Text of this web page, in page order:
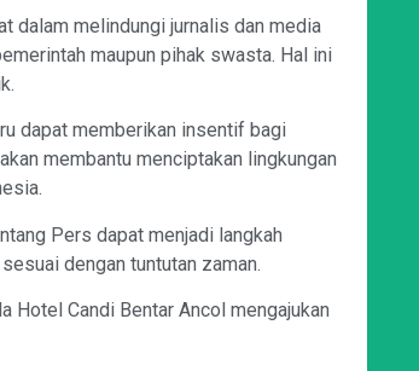
dalam melindungi jurnalis dan media
maupun pihak swasta. Hal ini
dapat memberikan insentif bagi
membantu menciptakan lingkungan
Pers dapat menjadi langkah
dengan tuntutan zaman.
Hotel Candi Bentar Ancol mengajukan